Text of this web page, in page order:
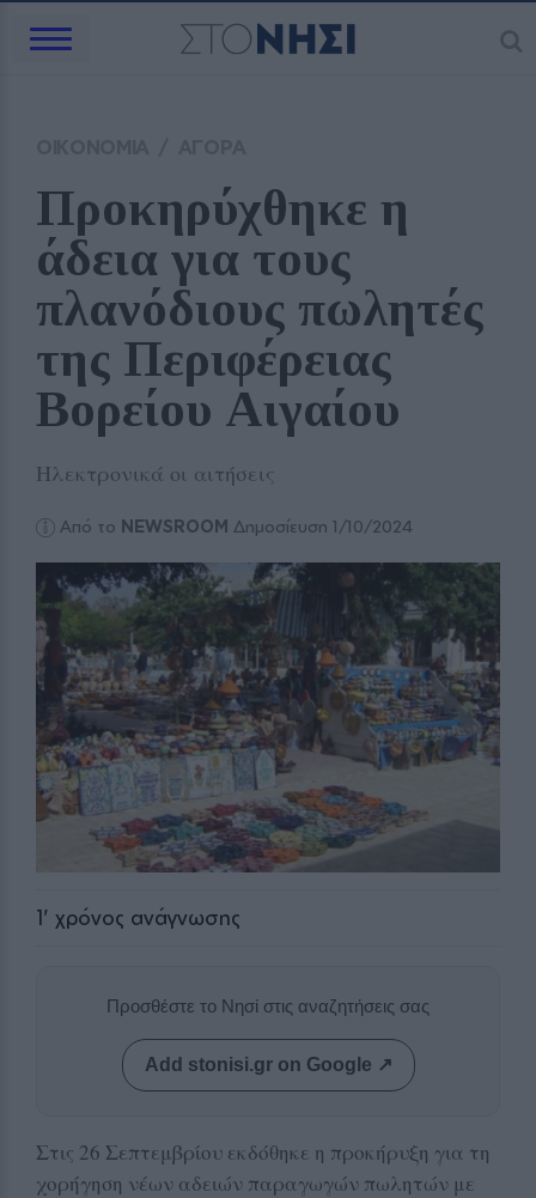
Προκηρύχθηκε η
άδεια για τους
πλανόδιους πωλητές
της Περιφέρειας
Βορείου Αιγαίου
Ηλεκτρονικά οι αιτήσεις
Από το NEWSROOM Δημοσίευση 1/10/2024
1' χρόνος ανάγνωσης
Προσθέστε το Νησί στις αναζητήσεις σας
Add stonisi.gr on Google ↗
Στις 26 Σεπτεμβρίου εκδόθηκε η προκήρυξη για τη
χορήγηση νέων αδειών παραγωγών πωλητών με